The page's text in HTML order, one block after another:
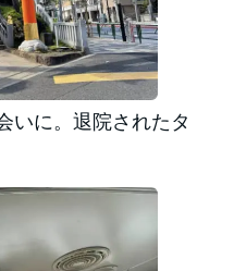
いに。退院されたタ